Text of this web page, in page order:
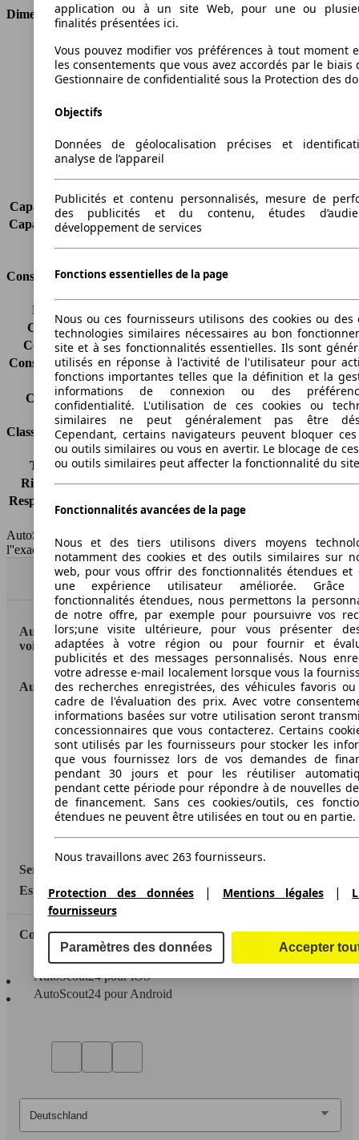
Dimensions
Longueur
4405 mm
Hauteur
1833 mm
Largeur
1802 mm
Poids maximum
Charge maximale
658 kg
Portes
Capacité de remorquage (sans freins) -
Capacité de remorquage (avec freins)
Consommation
Émissions de CO2*
Consommation (ville)
10.4 l/100km
Consommation (route)
6.9 l/100km
Consommation (combinée)* 8.2 l/100km
Classe d'émissions
pas d'information
Capacité du réservoir
61 l
Classes d'assurance
Tous risques
-
Risques partiels
-
Responsabilité civile
HSN/TSN
MVW11x7Dxxxx/n.c.
AutoScout24 France SAS décline toute responsabilité concernant
l''exactitude des indications fournies.
Haut
AutoScout24: la plus grande plateforme en ligne de
voitures en Europe
AutoScout24
A propos d'AutoScout24
Conditions d'utilisation
Informations légales
Protection des données
Service
Espace Pro
Contact
AutoScout24 pour iOS
AutoScout24 pour Android
application ou à un site Web, pour une ou
finalités présentées ici.
Vous pouvez modifier vos préférences à tout moment
les consentements que vous avez accordés par le biais
Gestionnaire de confidentialité sous la Protection des
Objectifs
Données de géolocalisation précises et
analyse de l’appareil
Publicités et contenu personnalisés, mesure de
des publicités et du contenu, études
développement de services
Fonctions essentielles de la page
Nous ou ces fournisseurs utilisons des cookies ou des
technologies similaires nécessaires au bon
site et à ses fonctionnalités essentielles. Ils sont
utilisés en réponse à l'activité de l'utilisateur pour
fonctions importantes telles que la définition et la
informations de connexion ou des
confidentialité. L'utilisation de ces cookies ou
similaires ne peut généralement pas être
Cependant, certains navigateurs peuvent bloquer ces
ou outils similaires ou vous en avertir. Le blocage de
ou outils similaires peut affecter la fonctionnalité du
Fonctionnalités avancées de la page
Nous et des tiers utilisons divers moyens
notamment des cookies et des outils similaires sur
web, pour vous offrir des fonctionnalités étendues et
une expérience utilisateur améliorée.
fonctionnalités étendues, nous permettons la
de notre offre, par exemple pour poursuivre vos
lors;une visite ultérieure, pour vous présenter
adaptées à votre région ou pour fournir et
publicités et des messages personnalisés. Nous
votre adresse e-mail localement lorsque vous la
des recherches enregistrées, des véhicules favoris
cadre de l'évaluation des prix. Avec votre
informations basées sur votre utilisation seront
concessionnaires que vous contacterez. Certains
sont utilisés par les fournisseurs pour stocker les
que vous fournissez lors de vos demandes de
pendant 30 jours et pour les réutiliser
pendant cette période pour répondre à de nouvelles
de financement. Sans ces cookies/outils, ces
étendues ne peuvent être utilisées en tout ou en partie.
Nous travaillons avec 263 fournisseurs.
Protection des données | Mentions légales|
fournisseurs
Paramètres des données Accepter